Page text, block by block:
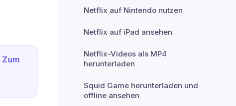
Zum
Netflix auf Nintendo nutzen
Netflix auf iPad ansehen
Netflix-Videos als MP4
herunterladen
Squid Game herunterladen und
offline ansehen